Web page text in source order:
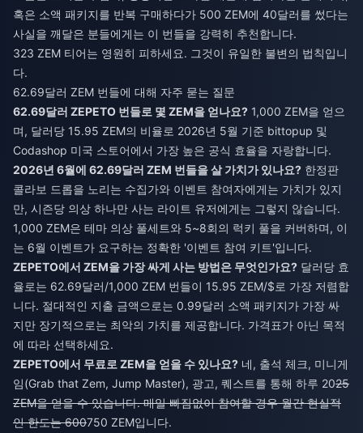
혹은 소액 패키지를 반복 구매하다가 500 ZEM에 40달러를 썼다는
사실을 깨달은 분들에게는 이 번들을 강력히 추천합니다.
323 ZEM 티어는 영원히 피하세요. 그것이 유일한 불변의 법칙입니
다.
62.69달러 ZEM 번들에 대해 자주 묻는 질문
62.69달러 ZEPETO 번들로 몇 ZEM을 얻나요? 1,000 ZEM을 얻으
며, 달러당 15.95 ZEM의 비율로 2026년 5월 기준 bittopup 및
Codashop 미국 스토어에서 가장 높은 공식 효율을 자랑합니다.
2026년 6월에 62.69달러 ZEM 번들을 살 가치가 있나요? 한정판
콜라보 드롭을 노리는 수집가와 이벤트 참여자에게는 가치가 있지
만, 시즌당 의상 하나만 사는 라이트 유저에게는 그렇지 않습니다.
1,000 ZEM은 테마 의상 풀세트와 5~8회의 럭키 풀을 커버하며, 이
는 6월 이벤트가 요구하는 정확한 '이벤트 참여 키트'입니다.
ZEPETO에서 ZEM을 가장 싸게 사는 방법은 무엇인가요? 달러당 효
율로는 62.69달러/1,000 ZEM 번들이 15.95 ZEM/$로 가장 저렴합
니다. 절대적인 지출 금액으로는 0.99달러 소액 패키지가 가장 싸
지만 장기적으로는 최악의 가치를 제공합니다. 가격표가 아닌 목적
에 따라 선택하세요.
ZEPETO에서 무료로 ZEM을 얻을 수 있나요? 네, 출석 체크, 미니게
임(Grab that Zem, Jump Master), 광고, 퀘스트를 통해 하루 2025
ZEM을 얻을 수 있습니다. 매일 빠짐없이 참여할 경우 월간 현실적
인 한도는 600750 ZEM입니다.